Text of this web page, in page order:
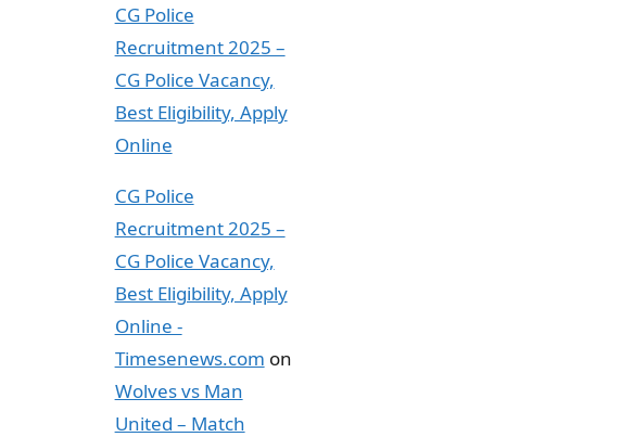
CG Police
Recruitment 2025 –
CG Police Vacancy,
Best Eligibility, Apply
Online
CG Police
Recruitment 2025 –
CG Police Vacancy,
Best Eligibility, Apply
Online -
Timesenews.com on
Wolves vs Man
United – Match